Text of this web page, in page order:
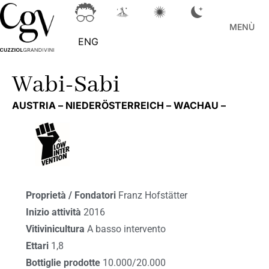
ENG
MENÙ
Wabi-Sabi
AUSTRIA – NIEDERÖSTERREICH – WACHAU –
Proprietà / Fondatori Franz Hofstätter
Inizio attività 2016
Vitivinicultura A basso intervento
Ettari 1,8
Bottiglie prodotte 10.000/20.000